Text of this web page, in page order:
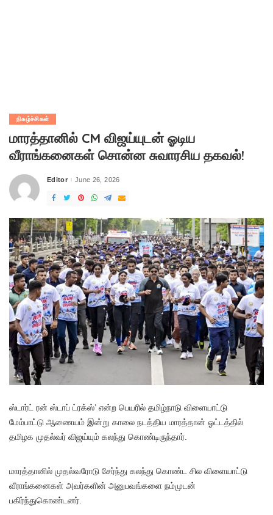
நிகழ்ச்சிகள்
மாரத்தானில் CM விஜய்யுடன் ஓடிய
வீராங்கனைகள் சொன்ன சுவாரசிய தகவல்!
Posted
Editor June 26, 2026
ஸ்டார்ட் ரன் ஸ்டாப் ட்ரக்ஸ்’ என்ற பெயரில் தமிழ்நாடு விளையாட்டு
மேம்பாட்டு ஆணையம் இன்று காலை நடத்திய மாரத்தான் ஓட்டத்தில்
தமிழக முதல்வர் விஜய்யும் கலந்து கொண்டிருந்தார்.
மாரத்தானில் முதல்வரோடு சேர்ந்து கலந்து கொண்ட சில விளையாட்டு
வீராங்கனைகள் அவர்களின் அனுபவங்களை நம்முடன்
பகிர்ந்துகொண்டனர்.